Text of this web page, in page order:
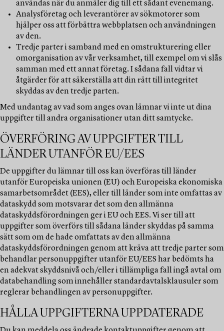
användas när du anmäler dig till ett sådant evenemang.
Analysföretag och leverantörer av sökmotorer som
hjälper oss att förbättra webbplatsen och användningen
av den.
Tredje parter i samband med en omstrukturering eller
omorganisation av vår verksamhet, till exempel om vi slås
samman med ett annat företag. I sådana fall vidtar vi
åtgärder för att säkerställa att din rätt till integritet
skyddas av den tredje parten.
Med undantag av vad som anges ovan lämnar vi inte ut dina
uppgifter till andra organisationer utan ditt samtycke.
ÖVERFÖRING AV UPPGIFTER TILL
LÄNDER UTANFÖR EU/EES
De uppgifter du lämnar till oss kan överföras till länder
utanför Europeiska unionen (EU) och Europeiska ekonomiska
samarbetsområdet (EES), eller till länder som inte omfattas av
dataskydd som motsvarar det som den allmänna
dataskyddsförordningen ger i EU och EES. Vi ser till att
uppgifter som överförs till sådana länder skyddas på samma
sätt som om de hade omfattats av den allmänna
dataskyddsförordningen genom att kräva att tredje parter som
behandlar personuppgifter utanför EU/EES har bedömts ha
en adekvat skyddsnivå och/eller i tillämpliga fall ingå avtal om
databehandling som innehåller standardavtalsklausuler som
reglerar behandlingen av personuppgifter.
HÅLLA UPPGIFTERNA UPPDATERADE